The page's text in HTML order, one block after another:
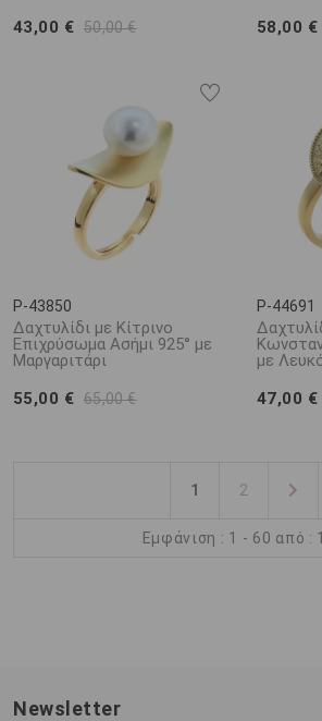
43,00 € 50,00 €
58,00 €
P-43850
Δαχτυλίδι με Κίτρινο
Επιχρύσωμα Ασήμι 925° με
Μαργαριτάρι
55,00 € 65,00 €
P-44691
με
47,00 €
1 2
Εμφάνιση : 1 - 60 από :
Newsletter